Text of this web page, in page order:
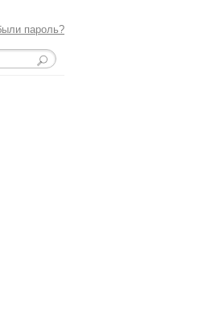
пароль?